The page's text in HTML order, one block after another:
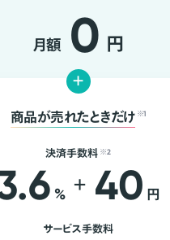
月額 0 円
+
商品が売れたときだけ ※1
決済手数料 ※2
% + 40 円
サービス手数料